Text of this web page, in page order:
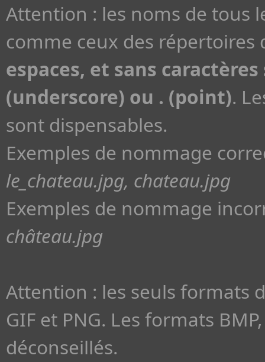
Attention : les noms de tous
comme ceux des répertoires
espaces, et sans
(underscore) ou . (point).
sont dispensables.
Exemples de nommage
le_chateau.jpg, chateau.jpg
Exemples de nommage
château.jpg
Attention : les seuls formats
GIF et PNG. Les formats
déconseillés.